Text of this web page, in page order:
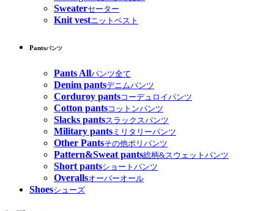
Sweaterセーター
Knit vestニットベスト
Pantsパンツ
Pants Allパンツ全て
Denim pantsデニムパンツ
Corduroy pantsコーデュロイパンツ
Cotton pantsコットンパンツ
Slacks pantsスラックスパンツ
Military pants ミリタリーパンツ
Other Pantsその他ポリパンツ
Pattern&Sweat pants総柄&スウェットパンツ
Short pantsショートパンツ
Overallsオーバーオール
Shoesシューズ